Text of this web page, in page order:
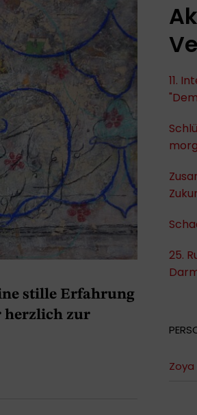
stille Erfahrung
herzlich zur
11.
25.
Zoya